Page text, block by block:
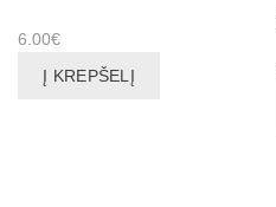
6.00€
Į KREPŠELĮ